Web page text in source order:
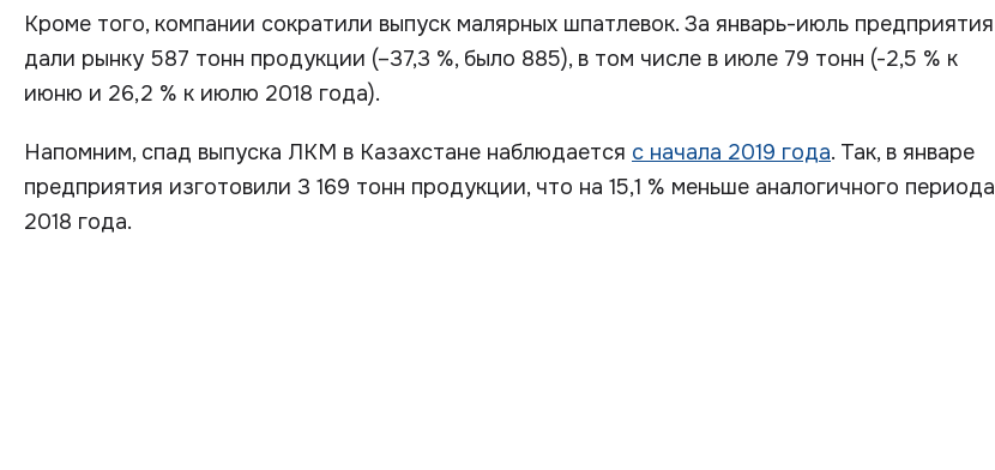
Кроме того, компании сократили выпуск малярных шпатлевок. За январь-июль предприятия
дали рынку 587 тонн продукции (–37,3 %, было 885), в том числе в июле 79 тонн (-2,5 % к
июню и 26,2 % к июлю 2018 года).
Напомним, спад выпуска ЛКМ в Казахстане наблюдается с начала 2019 года. Так, в январе
предприятия изготовили 3 169 тонн продукции, что на 15,1 % меньше аналогичного периода
2018 года.